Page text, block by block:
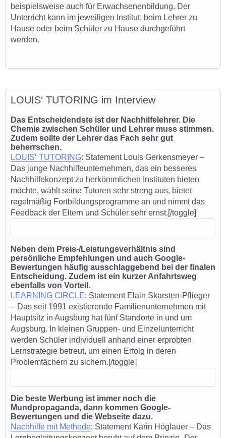
beispielsweise auch für Erwachsenenbildung. Der
Unterricht kann im jeweiligen Institut, beim Lehrer zu
Hause oder beim Schüler zu Hause durchgeführt
werden.
LOUIS‘ TUTORING im Interview
Das Entscheidendste ist der Nachhilfelehrer. Die
Chemie zwischen Schüler und Lehrer muss stimmen.
Zudem sollte der Lehrer das Fach sehr gut
beherrschen.
LOUIS‘ TUTORING: Statement Louis Gerkensmeyer –
Das junge Nachhilfeunternehmen, das ein besseres
Nachhilfekonzept zu herkömmlichen Instituten bieten
möchte, wählt seine Tutoren sehr streng aus, bietet
regelmäßig Fortbildungsprogramme an und nimmt das
Feedback der Eltern und Schüler sehr ernst.[/toggle]
Neben dem Preis-/Leistungsverhältnis sind
persönliche Empfehlungen und auch Google-
Bewertungen häufig ausschlaggebend bei der finalen
Entscheidung. Zudem ist ein kurzer Anfahrtsweg
ebenfalls von Vorteil.
LEARNING CIRCLE: Statement Elain Skarsten-Pflieger
– Das seit 1991 existierende Familienunternehmen mit
Hauptsitz in Augsburg hat fünf Standorte in und um
Augsburg. In kleinen Gruppen- und Einzelunterricht
werden Schüler individuell anhand einer erprobten
Lernstrategie betreut, um einen Erfolg in deren
Problemfächern zu sichern.[/toggle]
Die beste Werbung ist immer noch die
Mundpropaganda, dann kommen Google-
Bewertungen und die Webseite dazu.
Nachhilfe mit Methode: Statement Karin Höglauer – Das